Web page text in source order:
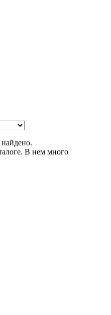
В нем много